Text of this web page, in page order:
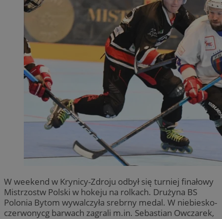
W weekend w Krynicy-Zdroju odbył się turniej finałowy
Mistrzostw Polski w hokeju na rolkach. Drużyna BS
Polonia Bytom wywalczyła srebrny medal. W niebiesko-
czerwonycg barwach zagrali m.in. Sebastian Owczarek,